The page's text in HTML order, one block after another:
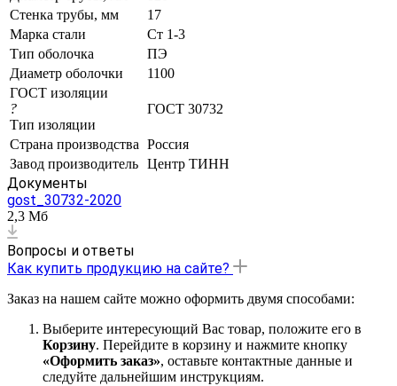
Стенка трубы, мм
17
Марка стали
Ст 1-3
Тип оболочка
ПЭ
Диаметр оболочки
1100
ГОСТ изоляции
?
Тип изоляции
ГОСТ 30732
Страна производства Россия
Завод производитель Центр ТИНН
Документы
gost_30732-2020
2,3 Мб
Вопросы и ответы
Как купить продукцию на сайте?
Заказ на нашем сайте можно оформить двумя способами:
Выберите интересующий Вас товар, положите его в
Корзину. Перейдите в корзину и нажмите кнопку
«Оформить заказ», оставьте контактные данные и
следуйте дальнейшим инструкциям.